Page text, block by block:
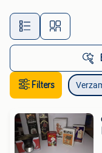
Filters